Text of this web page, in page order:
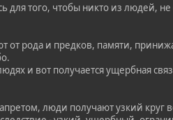
для того, чтобы никто из людей,
рода и предков, памяти,
и вот получается ущербная
люди получают узкий круг